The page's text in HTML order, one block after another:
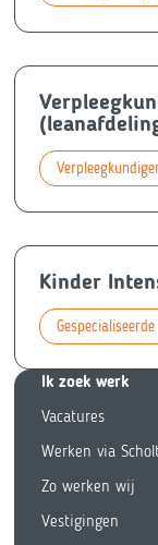
Kinder
Ik zoek werk
Vacatures
Werken via
Zo werken wij
Vestigingen